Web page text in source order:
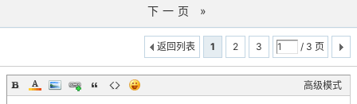
下一页 »
1 2 3 / 3 页
返回列表
高级模式